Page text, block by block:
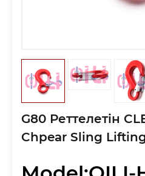
G80 Реттелетін
Chpear Sling